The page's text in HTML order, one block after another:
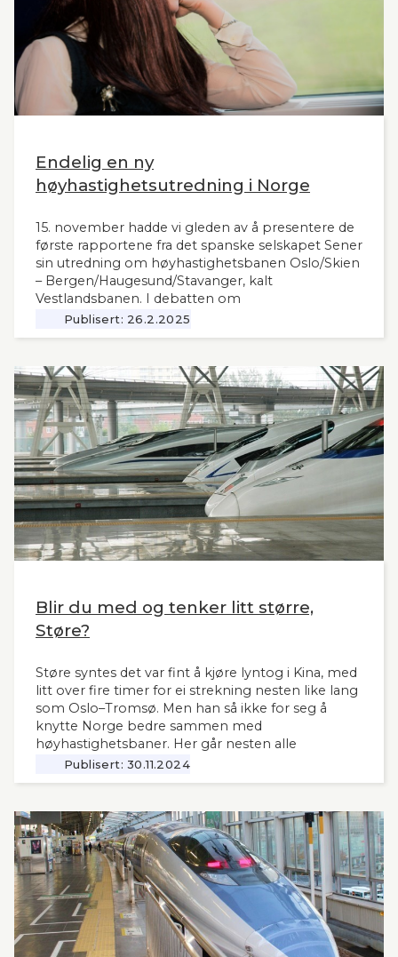
Endelig en ny
høyhastighetsutredning i Norge
15. november hadde vi gleden av å presentere de
første rapportene fra det spanske selskapet Sener
sin utredning om høyhastighetsbanen Oslo/Skien
– Bergen/Haugesund/Stavanger, kalt
Vestlandsbanen. I debatten om
høyhastighetsbaner i Norge har man savnet et
nytt og oppdatert grunnlag, siden tidligere,
tid. Seners utredning vil derfor være interessant
også for andre aktuelle høyhastighetsbaner i
Norge og til våre naboland.
Publisert: 26.2.2025
Blir du med og tenker litt større,
Støre?
Støre syntes det var fint å kjøre lyntog i Kina, med
litt over fire timer for ei strekning nesten like lang
som Oslo–Tromsø. Men han så ikke for seg å
knytte Norge bedre sammen med
høyhastighetsbaner. Her går nesten alle
jernbanemidlene til det sentrale Østlandet.
Markedet, mulighetene og behovene for raske,
vanskelig for å se. Slik innleder lederne og
sekretær i Lyntogforum Vestlandsbanen
kronikken sin i Stavanger Aftenblad 26.11.2024.
Publisert: 30.11.2024